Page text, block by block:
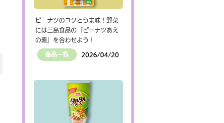
ピーナツのコクとうま味！野菜
には三島食品の『ピーナツあえ
の素』を合わせよう！
商品一覧 2026/04/20